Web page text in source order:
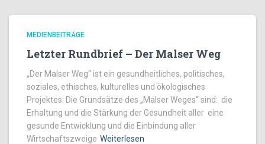
MEDIENBEITRÄGE
Letzter Rundbrief – Der Malser Weg
„Der Malser Weg“ ist ein gesundheitliches, politisches,
soziales, ethisches, kulturelles und ökologisches
Projektes: Die Grundsätze des „Malser Weges“ sind: die
Erhaltung und die Stärkung der Gesundheit aller eine
gesunde Entwicklung und die Einbindung aller
Wirtschaftszweige Weiterlesen